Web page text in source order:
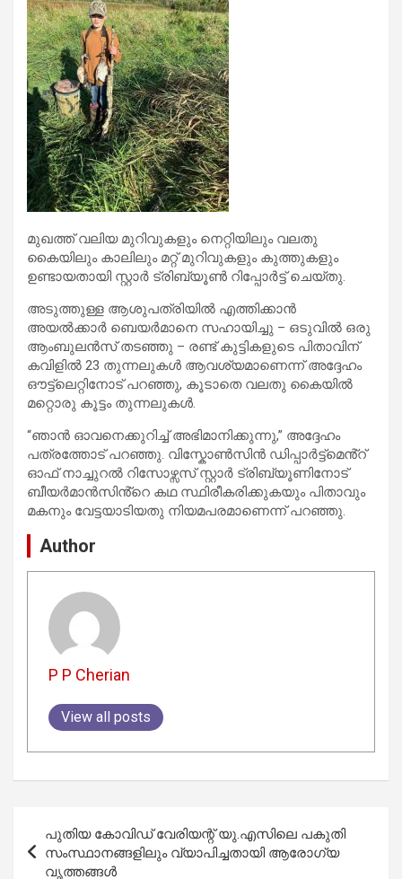
മുഖത്ത് വലിയ മുറിവുകളും നെറ്റിയിലും വലതു
കൈയിലും കാലിലും മറ്റ് മുറിവുകളും കുത്തുകളും
ഉണ്ടായതായി സ്റ്റാർ ട്രിബ്യൂൺ റിപ്പോർട്ട് ചെയ്തു.
അടുത്തുള്ള ആശുപത്രിയിൽ എത്തിക്കാൻ
അയൽക്കാർ ബെയർമാനെ സഹായിച്ചു – ഒടുവിൽ ഒരു
ആംബുലൻസ് തടഞ്ഞു – രണ്ട് കുട്ടികളുടെ പിതാവിന്
കവിളിൽ 23 തുന്നലുകൾ ആവശ്യമാണെന്ന് അദ്ദേഹം
ഔട്ട്‌ലെറ്റിനോട് പറഞ്ഞു, കൂടാതെ വലതു കൈയിൽ
മറ്റൊരു കൂട്ടം തുന്നലുകൾ.
“ഞാൻ ഓവനെക്കുറിച്ച് അഭിമാനിക്കുന്നു,” അദ്ദേഹം
പത്രത്തോട് പറഞ്ഞു. വിസ്കോൺസിൻ ഡിപ്പാർട്ട്മെൻ്റ്
ഓഫ് നാച്ചുറൽ റിസോഴ്സസ് സ്റ്റാർ ട്രിബ്യൂണിനോട്
ബീയർമാൻസിൻ്റെ കഥ സ്ഥിരീകരിക്കുകയും പിതാവും
മകനും വേട്ടയാടിയതു നിയമപരമാണെന്ന് പറഞ്ഞു.
Author
P P Cherian
View all posts
navigation
പുതിയ കോവിഡ് വേരിയന്റ് യു.എസിലെ പകുതി
സംസ്ഥാനങ്ങളിലും വ്യാപിച്ചതായി ആരോഗ്യ
വൃത്തങ്ങള്‍